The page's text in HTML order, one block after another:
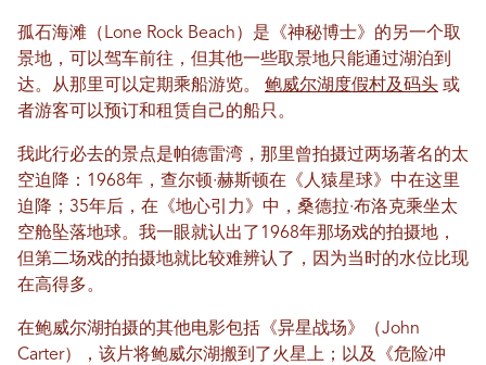
孤石海滩（Lone Rock Beach）是《神秘博士》的另一个取
景地，可以驾车前往，但其他一些取景地只能通过湖泊到
达。从那里可以定期乘船游览。 鲍威尔湖度假村及码头 或
者游客可以预订和租赁自己的船只。
我此行必去的景点是帕德雷湾，那里曾拍摄过两场著名的太
空迫降：1968年，查尔顿·赫斯顿在《人猿星球》中在这里
迫降；35年后，在《地心引力》中，桑德拉·布洛克乘坐太
空舱坠落地球。我一眼就认出了1968年那场戏的拍摄地，
但第二场戏的拍摄地就比较难辨认了，因为当时的水位比现
在高得多。
在鲍威尔湖拍摄的其他电影包括《异星战场》（John
Carter），该片将鲍威尔湖搬到了火星上；以及《危险冲